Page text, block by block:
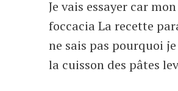
Je vais essayer car
foccacia La recette
ne sais pas pourquoi
la cuisson des pâtes